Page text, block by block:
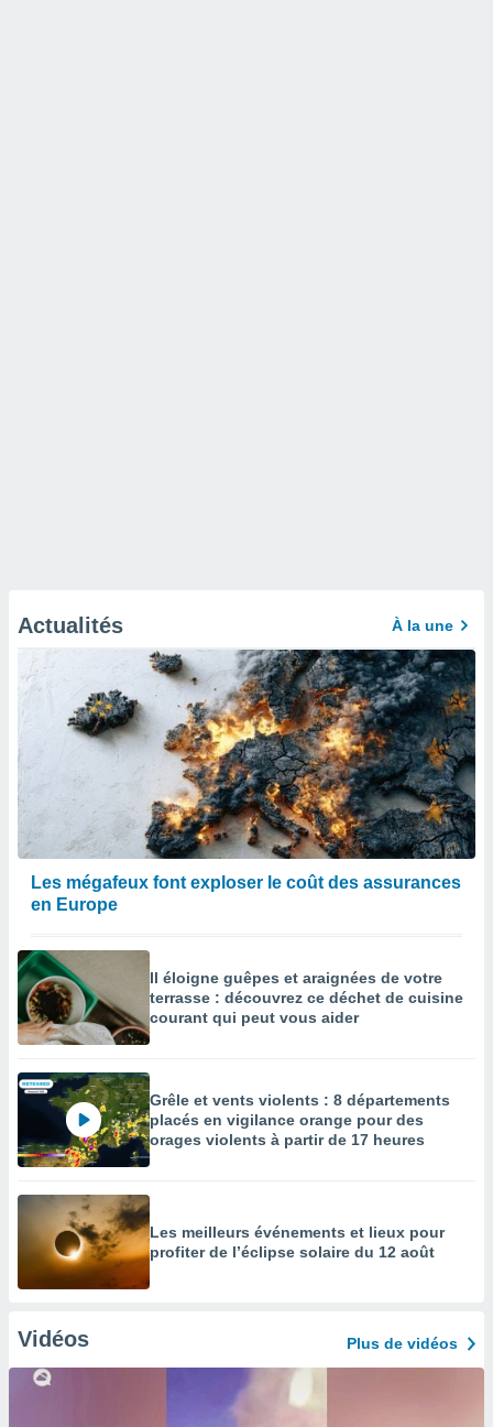
Actualités À la une
Les mégafeux font exploser le coût des assurances
en Europe
Il éloigne guêpes et araignées de votre
terrasse : découvrez ce déchet de cuisine
courant qui peut vous aider
Grêle et vents violents : 8 départements
placés en vigilance orange pour des
orages violents à partir de 17 heures
Les meilleurs événements et lieux pour
profiter de l’éclipse solaire du 12 août
Vidéos Plus de vidéos